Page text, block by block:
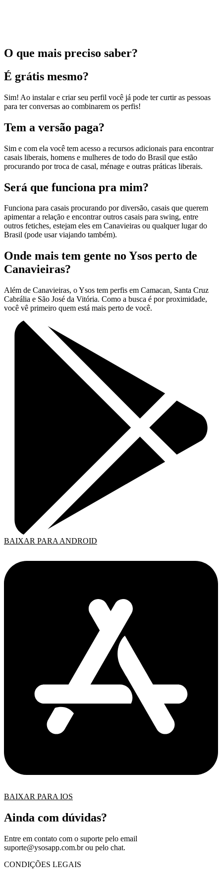
O que mais preciso saber?
É grátis mesmo?
Sim! Ao instalar e criar seu perfil você já pode ter curtir as pessoas
para ter conversas ao combinarem os perfis!
Tem a versão paga?
Sim e com ela você tem acesso a recursos adicionais para encontrar
casais liberais, homens e mulheres de todo do Brasil que estão
procurando por troca de casal, ménage e outras práticas liberais.
Será que funciona pra mim?
Funciona para casais procurando por diversão, casais que querem
apimentar a relação e encontrar outros casais para swing, entre
outros fetiches, estejam eles em Canavieiras ou qualquer lugar do
Brasil (pode usar viajando também).
Onde mais tem gente no Ysos perto de
Canavieiras?
Além de Canavieiras, o Ysos tem perfis em Camacan, Santa Cruz
Cabrália e São José da Vitória. Como a busca é por proximidade,
você vê primeiro quem está mais perto de você.
BAIXAR PARA ANDROID
BAIXAR PARA IOS
Ainda com dúvidas?
Entre em contato com o suporte pelo email
suporte@ysosapp.com.brou pelo chat.
CONDIÇÕES LEGAIS